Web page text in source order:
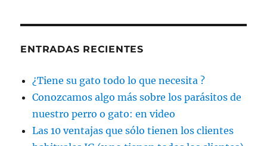
ENTRADAS RECIENTES
¿Tiene su gato todo lo que necesita ?
Conozcamos algo más sobre los parásitos de
nuestro perro o gato: en video
Las 10 ventajas que sólo tienen los clientes